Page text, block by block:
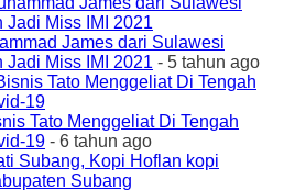
James dari Sulawesi
Jadi Miss IMI 2021 - 5 tahun ago
Tato Menggeliat Di Tengah
19 - 6 tahun ago